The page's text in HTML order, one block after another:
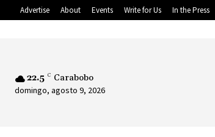
Advertise About Events Write for Us In the Press
22.5 C Carabobo
domingo, agosto 9, 2026